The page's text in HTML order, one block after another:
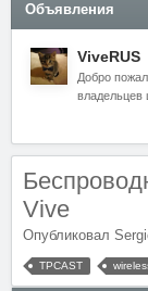
Объявления
ViveRUS
Добро
владельцев
Vive
Опубликовал
TPCAST